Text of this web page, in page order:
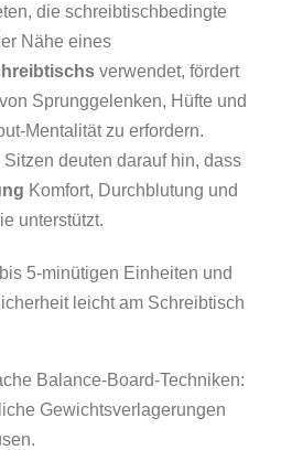
die schreibtischbedingte
Nähe eines
verwendet, fördert
Sprunggelenken, Hüfte und
Mentalität zu erfordern.
deuten darauf hin, dass
Komfort, Durchblutung und
unterstützt.
5-minütigen Einheiten und
leicht am Schreibtisch
Balance-Board-Techniken:
Gewichtsverlagerungen